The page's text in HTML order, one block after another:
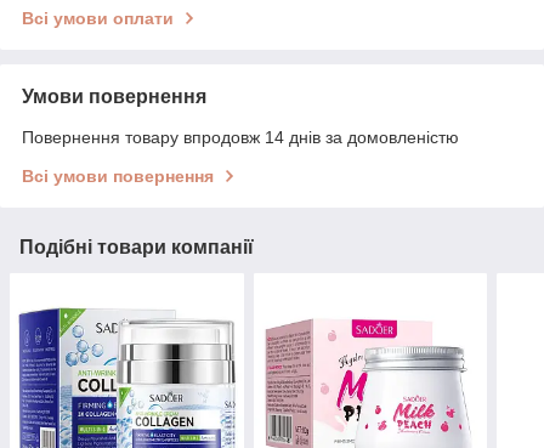
Всі умови оплати
Умови повернення
Повернення товару впродовж 14 днів за домовленістю
Всі умови повернення
Подібні товари компанії